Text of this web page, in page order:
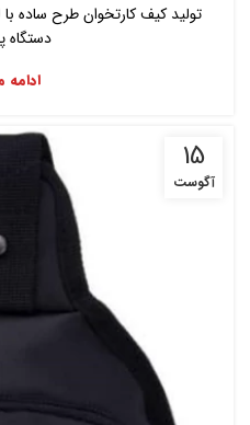
تولید کیف کارتخوان طرح ساده
دستگاه
15
آگوست